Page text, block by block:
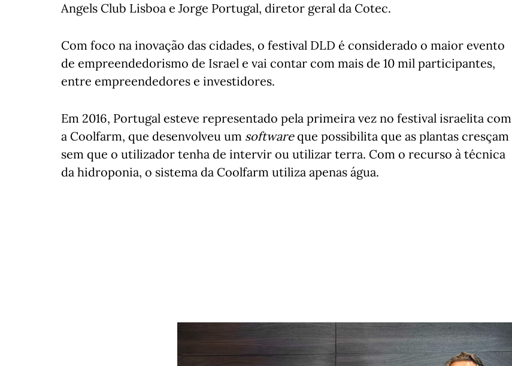
Angels Club Lisboa e Jorge Portugal, diretor geral da Cotec.
Com foco na inovação das cidades, o festival DLD é considerado o maior evento
de empreendedorismo de Israel e vai contar com mais de 10 mil participantes,
entre empreendedores e investidores.
Em 2016, Portugal esteve representado pela primeira vez no festival israelita com
a Coolfarm, que desenvolveu um softwareque possibilita que as plantas cresçam
sem que o utilizador tenha de intervir ou utilizar terra. Com o recurso à técnica
da hidroponia, o sistema da Coolfarm utiliza apenas água.